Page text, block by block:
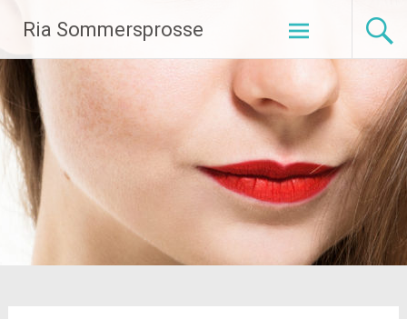
Inhalt
springen
Ria Sommersprosse